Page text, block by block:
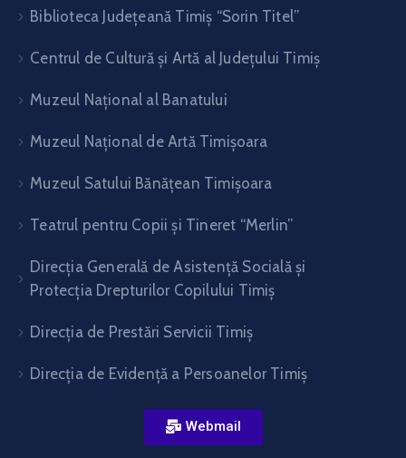
Biblioteca Judeţeană Timiş “Sorin Titel”
Centrul de Cultură şi Artă al Judeţului Timiş
Muzeul Național al Banatului
Muzeul Național de Artă Timişoara
Muzeul Satului Bănăţean Timişoara
Teatrul pentru Copii şi Tineret “Merlin”
Direcția Generală de Asistență Socială și
Protecția Drepturilor Copilului Timiș
Direcţia de Prestări Servicii Timiş
Direcţia de Evidenţă a Persoanelor Timiş
Webmail